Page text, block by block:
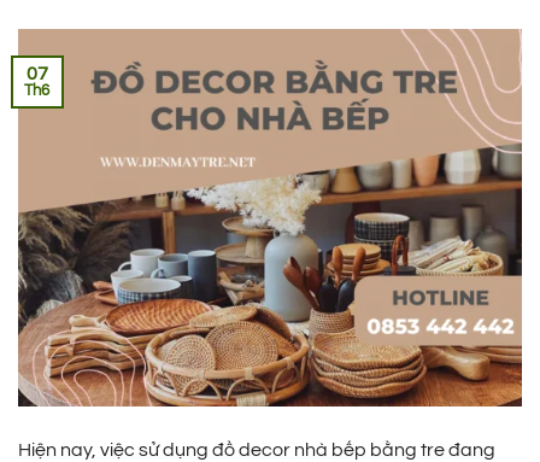
07
Th6
Hiện nay, việc sử dụng đồ decor nhà bếp bằng tre đang